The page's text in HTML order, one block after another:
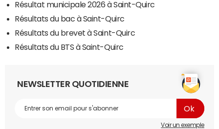
Résultat municipale 2026 à Saint-Quirc
Résultats du bac à Saint-Quirc
Résultats du brevet à Saint-Quirc
Résultats du BTS à Saint-Quirc
NEWSLETTER QUOTIDIENNE
Voir un exemple